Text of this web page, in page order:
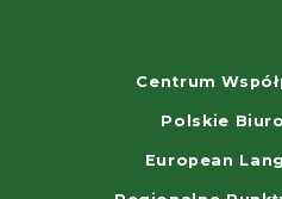
Centrum
Polskie
European